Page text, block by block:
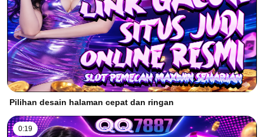
Pilihan desain halaman cepat dan ringan
0:19